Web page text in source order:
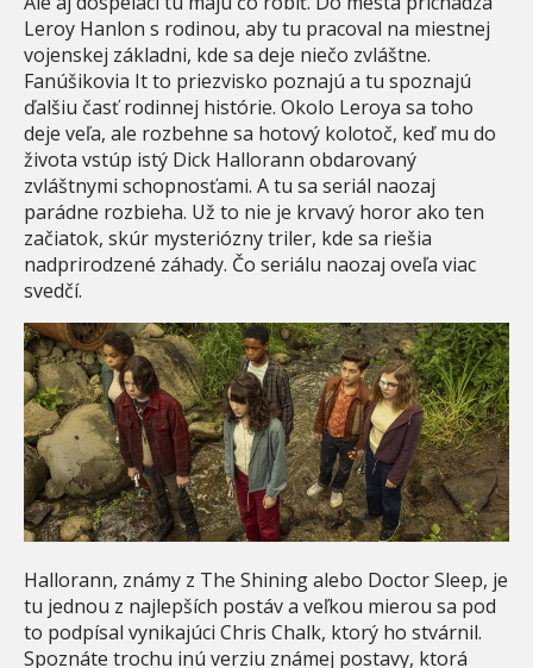
Leroy Hanlon s rodinou, aby tu pracoval na miestnej
vojenskej základni, kde sa deje niečo zvláštne.
Fanúšikovia It to priezvisko poznajú a tu spoznajú
ďalšiu časť rodinnej histórie. Okolo Leroya sa toho
deje veľa, ale rozbehne sa hotový kolotoč, keď mu do
života vstúp istý Dick Hallorann obdarovaný
zvláštnymi schopnosťami. A tu sa seriál naozaj
parádne rozbieha. Už to nie je krvavý horor ako ten
začiatok, skúr mysteriózny triler, kde sa riešia
nadprirodzené záhady. Čo seriálu naozaj oveľa viac
svedčí.
Hallorann, známy z The Shining alebo Doctor Sleep, je
tu jednou z najlepších postáv a veľkou mierou sa pod
to podpísal vynikajúci Chris Chalk, ktorý ho stvárnil.
Spoznáte trochu inú verziu známej postavy, ktorá